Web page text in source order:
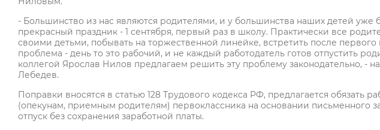
- Большинство из нас являются родителями, и у большинства наших детей
прекрасный праздник - 1 сентября, первый раз в школу. Практически все
своими детьми, побывать на торжественной линейке, встретить после
проблема - день то это рабочий, и не каждый работодатель готов отпустить
коллегой Ярослав Нилов предлагаем решить эту проблему законодательно, -
Лебедев.
Поправки вносятся в статью 128 Трудового кодекса РФ, предлагается обязать
(опекунам, приемным родителям) первоклассника на основании письменного
отпуск без сохранения заработной платы.